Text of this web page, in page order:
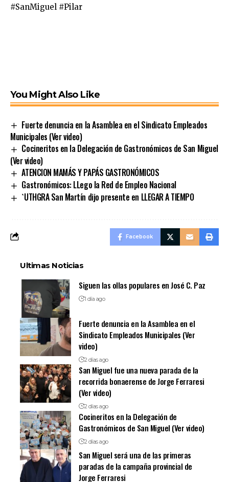
#SanMiguel #Pilar
You Might Also Like
Fuerte denuncia en la Asamblea en el Sindicato Empleados
Municipales (Ver video)
Cocineritos en la Delegación de Gastronómicos de San Miguel
(Ver video)
ATENCION MAMÁS Y PAPÁS GASTRONÓMICOS
Gastronómicos: LLego la Red de Empleo Nacional
`UTHGRA San Martín dijo presente en LLEGAR A TIEMPO
Facebook
Ultimas Noticias
Siguen las ollas populares en José C. Paz
1 día ago
Fuerte denuncia en la Asamblea en el
Sindicato Empleados Municipales (Ver
video)
2 días ago
San Miguel fue una nueva parada de la
recorrida bonaerense de Jorge Ferraresi
(Ver video)
2 días ago
Cocineritos en la Delegación de
Gastronómicos de San Miguel (Ver video)
2 días ago
San Miguel será una de las primeras
paradas de la campaña provincial de
Jorge Ferraresi